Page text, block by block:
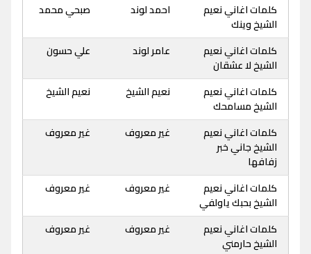
كلمات اغاني نعيم
الشيخ وينك
احمد لوند صبحي محمد
كلمات اغاني نعيم
الشيخ لا عشقان
عامر لوند علي حسون
كلمات اغاني نعيم
الشيخ مسامحك
نعيم الشيخ نعيم الشيخ
كلمات اغاني نعيم
الشيخ جاني خبر
زفافها
غير معروف غير معروف
كلمات اغاني نعيم
الشيخ بحبك ياولفي
غير معروف غير معروف
كلمات اغاني نعيم
الشيخ حارمني
غير معروف غير معروف